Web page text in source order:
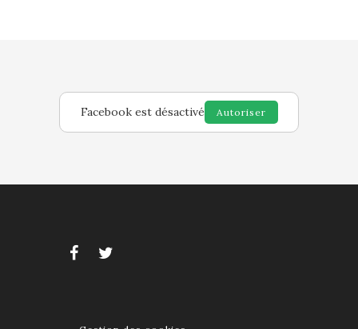
Facebook est désactivé Autoriser